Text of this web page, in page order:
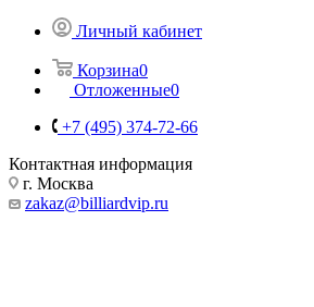
Личный кабинет
Корзина0
Отложенные0
+7 (495) 374-72-66
Контактная информация
г. Москва
zakaz@billiardvip.ru